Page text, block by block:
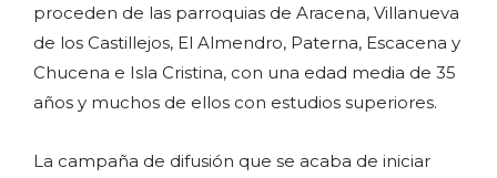
proceden de las parroquias de Aracena, Villanueva
de los Castillejos, El Almendro, Paterna, Escacena y
Chucena e Isla Cristina, con una edad media de 35
años y muchos de ellos con estudios superiores.
La campaña de difusión que se acaba de iniciar